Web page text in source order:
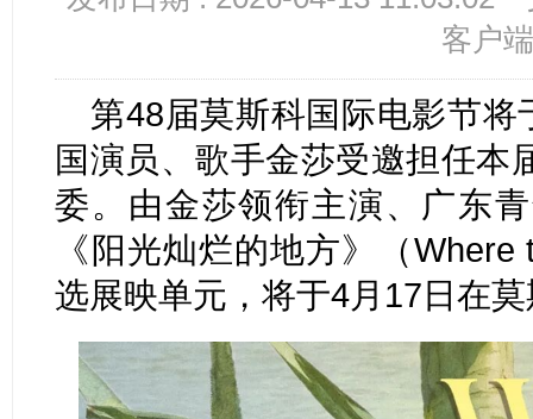
客户端
第48届莫斯科国际电影节
国演员、歌手金莎受邀担任本
委。由金莎领衔主演、广东
《阳光灿烂的地方》（
选展映单元，将于4月17日在